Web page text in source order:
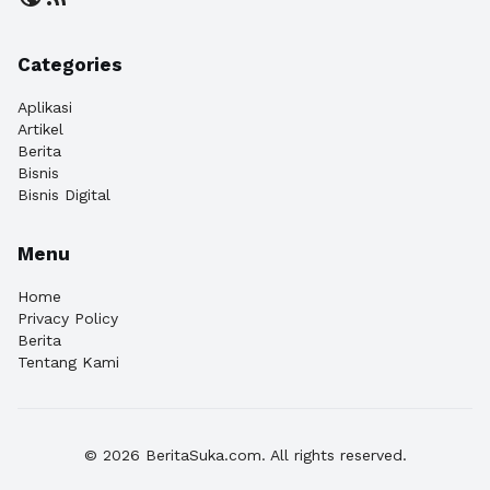
Categories
Aplikasi
Artikel
Berita
Bisnis
Bisnis Digital
Menu
Home
Privacy Policy
Berita
Tentang Kami
© 2026 BeritaSuka.com. All rights reserved.